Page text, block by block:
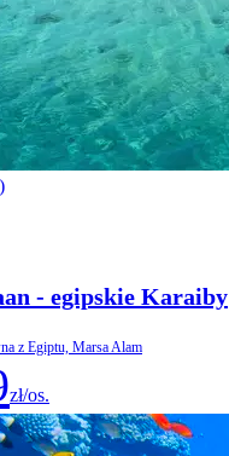
- egipskie Karaiby
z Egiptu, Marsa Alam
zł/os.